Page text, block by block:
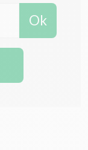
Ok